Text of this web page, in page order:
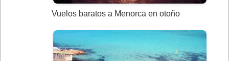
Vuelos baratos a Menorca en otoño